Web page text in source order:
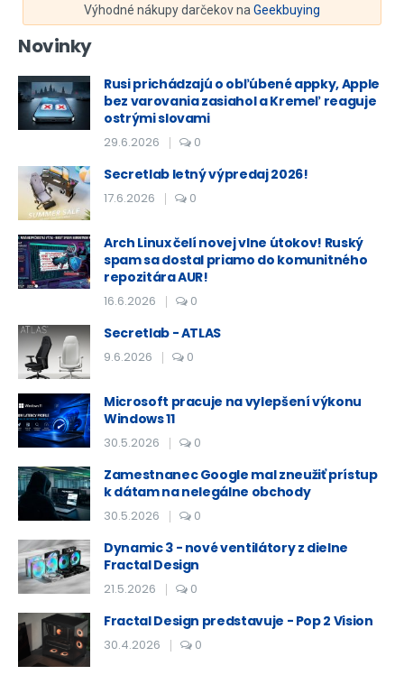
Výhodné nákupy darčekov na Geekbuying
Novinky
Rusi prichádzajú o obľúbené appky, Apple
bez varovania zasiahol a Kremeľ reaguje
ostrými slovami
29.6.2026 0
Secretlab letný výpredaj 2026!
17.6.2026 0
Arch Linux čelí novej vlne útokov! Ruský
spam sa dostal priamo do komunitného
repozitára AUR!
16.6.2026 0
Secretlab - ATLAS
9.6.2026 0
Microsoft pracuje na vylepšení výkonu
Windows 11
30.5.2026 0
Zamestnanec Google mal zneužiť prístup
k dátam na nelegálne obchody
30.5.2026 0
Dynamic 3 - nové ventilátory z dielne
Fractal Design
21.5.2026 0
Fractal Design predstavuje - Pop 2 Vision
30.4.2026 0